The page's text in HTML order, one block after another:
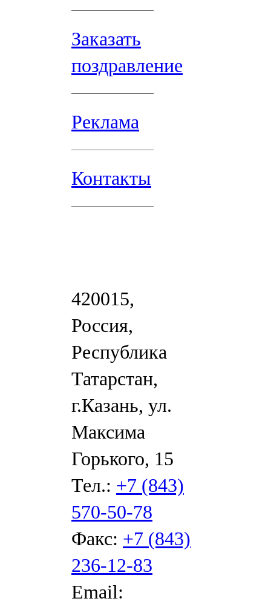
Заказать
поздравление
Реклама
Контакты
420015,
Россия,
Республика
Татарстан,
г.Казань, ул.
Максима
Горького, 15
Тел.: +7 (843)
570-50-78
Факс: +7 (843)
236-12-83
Email: